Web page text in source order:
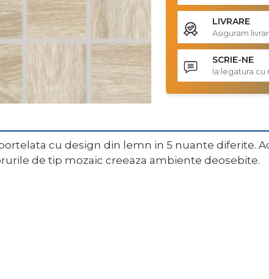
LIVRARE
Asiguram
SCRIE-NE
Ia legatura
cu design din lemn in 5 nuante diferite.
de tip mozaic creeaza ambiente deosebite.